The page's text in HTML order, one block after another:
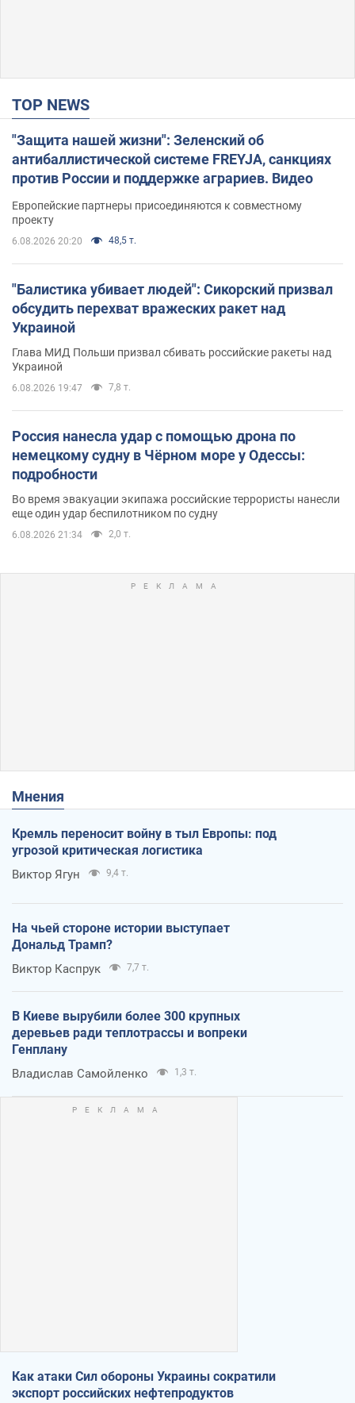
TOP NEWS
"Защита нашей жизни": Зеленский об
антибаллистической системе FREYJA, санкциях
против России и поддержке аграриев. Видео
Европейские партнеры присоединяются к совместному
проекту
6.08.2026 20:20 48,5 т.
"Балистика убивает людей": Сикорский призвал
обсудить перехват вражеских ракет над
Украиной
Глава МИД Польши призвал сбивать российские ракеты над
Украиной
6.08.2026 19:47 7,8 т.
Россия нанесла удар с помощью дрона по
немецкому судну в Чёрном море у Одессы:
подробности
Во время эвакуации экипажа российские террористы нанесли
еще один удар беспилотником по судну
6.08.2026 21:34 2,0 т.
Мнения
Кремль переносит войну в тыл Европы: под
угрозой критическая логистика
Виктор Ягун 9,4 т.
На чьей стороне истории выступает
Дональд Трамп?
Виктор Каспрук 7,7 т.
В Киеве вырубили более 300 крупных
деревьев ради теплотрассы и вопреки
Генплану
Владислав Самойленко 1,3 т.
Как атаки Сил обороны Украины сократили
экспорт российских нефтепродуктов